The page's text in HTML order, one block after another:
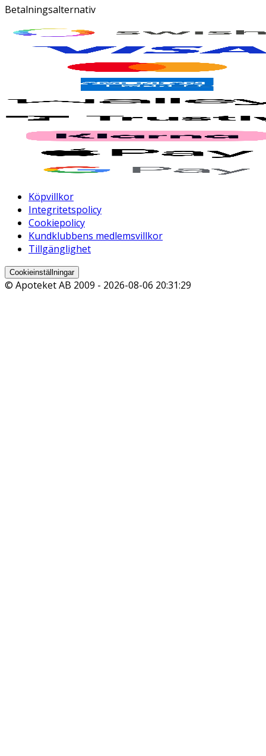
Betalningsalternativ
Köpvillkor
Integritetspolicy
Cookiepolicy
Kundklubbens medlemsvillkor
Tillgänglighet
Cookieinställningar
© Apoteket AB 2009 - 2026-08-06 20:31:29